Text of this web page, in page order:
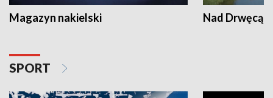
Magazyn nakielski Nad Drwęcą
SPORT